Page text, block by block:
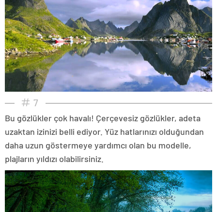
7
Bu gözlükler çok havalı! Çerçevesiz gözlükler, adeta
uzaktan izinizi belli ediyor. Yüz hatlarınızı olduğundan
daha uzun göstermeye yardımcı olan bu modelle,
plajların yıldızı olabilirsiniz.